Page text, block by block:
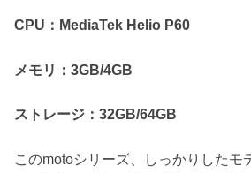
CPU：MediaTek Helio P60
メモリ：3GB/4GB
ストレージ：32GB/64GB
このmotoシリーズ、しっかりしたモ